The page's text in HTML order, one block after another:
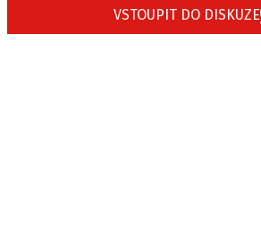
VYDAVATEL
INZERCE
VSTOUPIT DO DISKUZE